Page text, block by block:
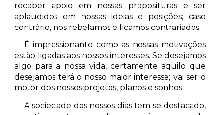
receber apoio em nossas proposituras e ser
aplaudidos em nossas ideias e posições; caso
contrário, nos rebelamos e ficamos contrariados.
É impressionante como as nossas motivações
estão ligadas aos nossos interesses. Se desejamos
algo para a nossa vida, certamente aquilo que
desejamos terá o nosso maior interesse; vai ser o
motor dos nossos projetos, planos e sonhos.
A sociedade dos nossos dias tem se destacado,